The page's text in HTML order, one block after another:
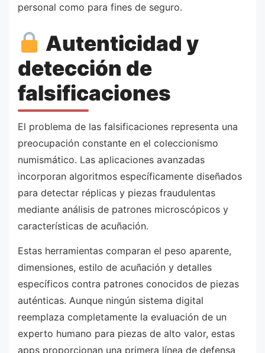
personal como para fines de seguro.
Autenticidad y
detección de
falsificaciones
El problema de las falsificaciones representa una
preocupación constante en el coleccionismo
numismático. Las aplicaciones avanzadas
incorporan algoritmos específicamente diseñados
para detectar réplicas y piezas fraudulentas
mediante análisis de patrones microscópicos y
características de acuñación.
Estas herramientas comparan el peso aparente,
dimensiones, estilo de acuñación y detalles
específicos contra patrones conocidos de piezas
auténticas. Aunque ningún sistema digital
reemplaza completamente la evaluación de un
experto humano para piezas de alto valor, estas
apps proporcionan una primera línea de defensa